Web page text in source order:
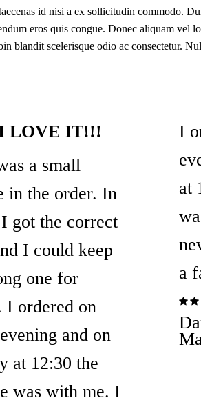
id nisi a ex sollicitudin commodo.
eros quis congue. Donec aliquam vel
blandit scelerisque odio ac consectetur.
LOVE IT!!!
a small
in the order. In
got the correct
I could keep
one for
I ordered on
and on
at 12:30 the
was with me. I
I
at
a
5